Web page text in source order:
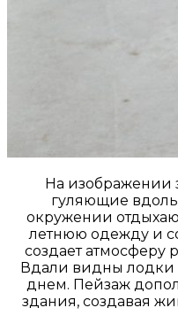
На изображении
гуляющие
окружении
летнюю одежду и
создает атмосферу
Вдали видны
днем. Пейзаж
здания, создавая